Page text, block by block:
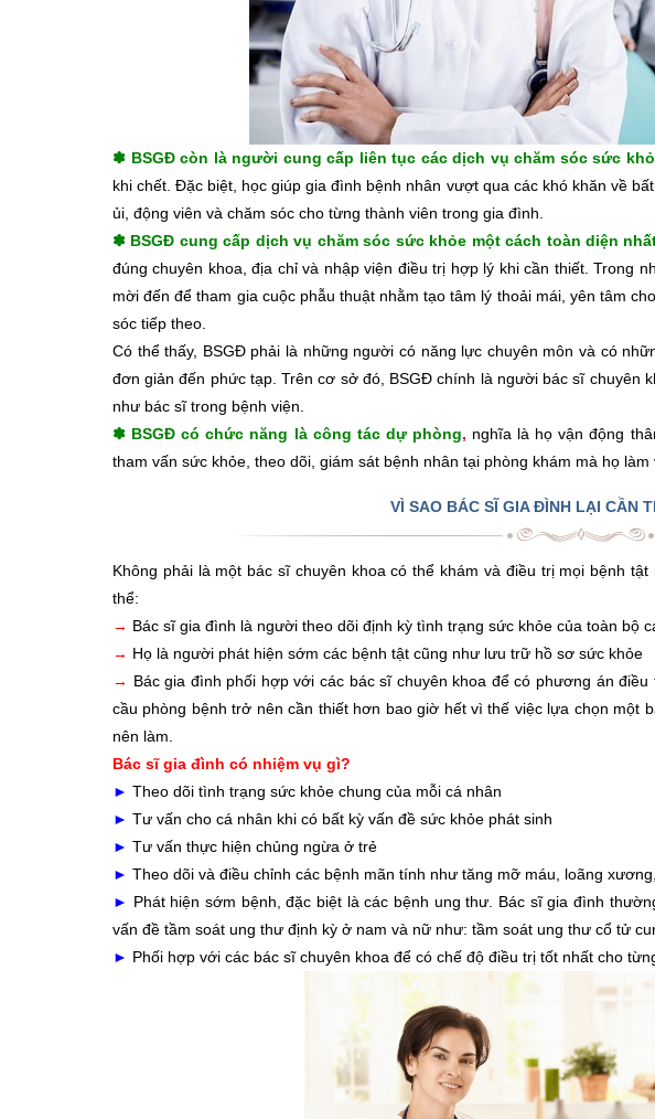
✽ BSGĐ còn là người cung cấp liên tục các dịch vụ chăm sóc sức
khi chết. Đặc biệt, học giúp gia đình bệnh nhân vượt qua các khó khăn về
ủi, động viên và chăm sóc cho từng thành viên trong gia đình.
✽ BSGĐ cung cấp dịch vụ chăm sóc sức khỏe một cách toàn diện
đúng chuyên khoa, địa chỉ và nhập viện điều trị hợp lý khi cần thiết. Trong
mời đến để tham gia cuộc phẫu thuật nhằm tạo tâm lý thoải mái, yên tâm
sóc tiếp theo.
Có thể thấy, BSGĐ phải là những người có năng lực chuyên môn và có
đơn giản đến phức tạp. Trên cơ sở đó, BSGĐ chính là người bác sĩ chuyên
như bác sĩ trong bệnh viện.
✽ BSGĐ có chức năng là công tác dự phòng, nghĩa là họ vận động
tham vấn sức khỏe, theo dõi, giám sát bệnh nhân tại phòng khám mà họ làm
VÌ SAO BÁC SĨ GIA ĐÌNH LẠI CẦN
Không phải là một bác sĩ chuyên khoa có thể khám và điều trị mọi bệnh
thể:
→ Bác sĩ gia đình là người theo dõi định kỳ tình trạng sức khỏe của toàn bộ
→ Họ là người phát hiện sớm các bệnh tật cũng như lưu trữ hồ sơ sức khỏe
→ Bác gia đình phối hợp với các bác sĩ chuyên khoa để có phương án
cầu phòng bệnh trở nên cần thiết hơn bao giờ hết vì thế việc lựa chọn một
nên làm.
Bác sĩ gia đình có nhiệm vụ gì?
► Theo dõi tình trạng sức khỏe chung của mỗi cá nhân
► Tư vấn cho cá nhân khi có bất kỳ vấn đề sức khỏe phát sinh
► Tư vấn thực hiện chủng ngừa ở trẻ
► Theo dõi và điều chỉnh các bệnh mãn tính như tăng mỡ máu, loãng
► Phát hiện sớm bệnh, đặc biệt là các bệnh ung thư. Bác sĩ gia đình
vấn đề tầm soát ung thư định kỳ ở nam và nữ như: tầm soát ung thư cổ tử
► Phối hợp với các bác sĩ chuyên khoa để có chế độ điều trị tốt nhất cho